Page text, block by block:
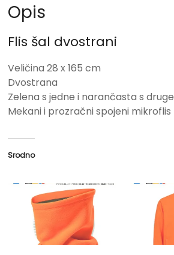
Opis
Flis šal dvostrani
Veličina 28 x 165 cm
Dvostrana
Zelena s jedne i narančasta s
Mekani i prozračni spojeni mikroflis
Srodno